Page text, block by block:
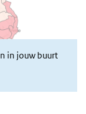
in jouw buurt